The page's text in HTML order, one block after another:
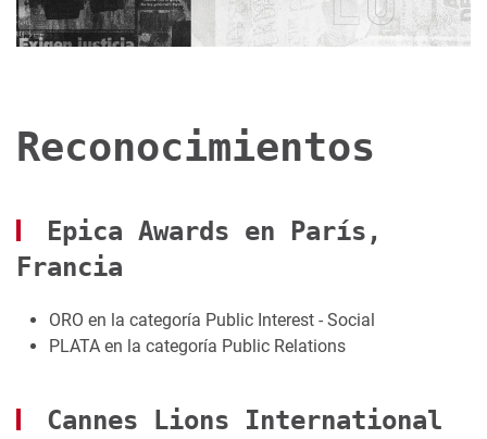
Reconocimientos
Epica Awards en París,
Francia
ORO en la categoría Public Interest - Social
PLATA en la categoría Public Relations
Cannes Lions International